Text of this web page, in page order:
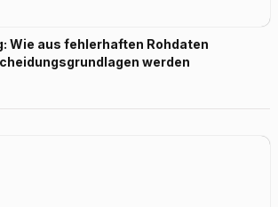
Wie aus fehlerhaften Rohdaten
werden